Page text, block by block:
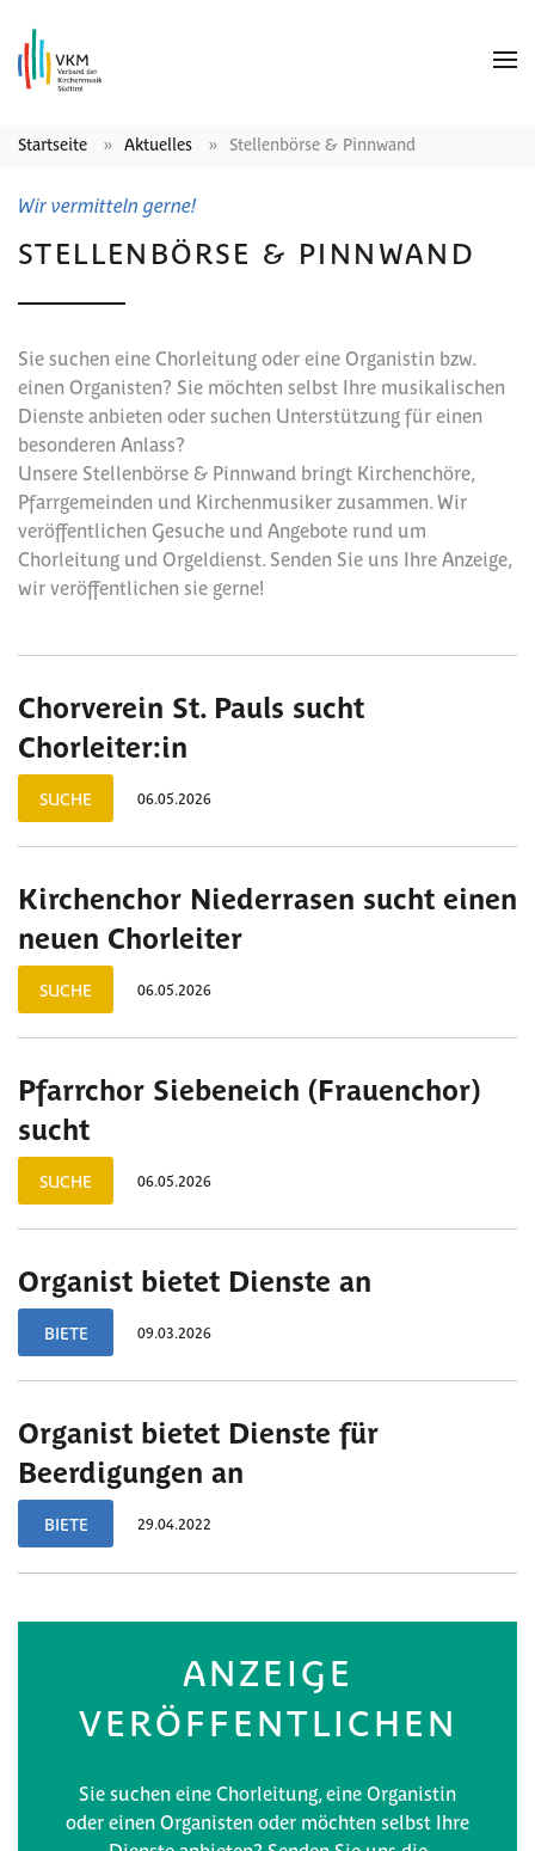
Startseite Aktuelles Stellenbörse & Pinnwand
Wir vermitteln gerne!
STELLENBÖRSE & PINNWAND
Sie suchen eine Chorleitung oder eine Organistin bzw.
einen Organisten? Sie möchten selbst Ihre musikalischen
Dienste anbieten oder suchen Unterstützung für einen
besonderen Anlass?
Unsere Stellenbörse & Pinnwand bringt Kirchenchöre,
Pfarrgemeinden und Kirchenmusiker zusammen. Wir
veröffentlichen Gesuche und Angebote rund um
Chorleitung und Orgeldienst. Senden Sie uns Ihre Anzeige,
wir veröffentlichen sie gerne!
Chorverein St. Pauls sucht
Chorleiter:in
06.05.2026
SUCHE
Kirchenchor Niederrasen sucht einen
neuen Chorleiter
06.05.2026
SUCHE
Pfarrchor Siebeneich (Frauenchor)
sucht
06.05.2026
SUCHE
Organist bietet Dienste an
09.03.2026
BIETE
Organist bietet Dienste für
Beerdigungen an
29.04.2022
BIETE
ANZEIGE
VERÖFFENTLICHEN
Sie suchen eine Chorleitung, eine Organistin
oder einen Organisten oder möchten selbst Ihre